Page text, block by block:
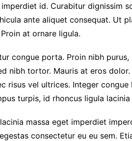
id. Curabitur dignissim
ante aliquet consequat. Ut
at ornare ligula.
congue porta. Proin nibh purus,
nibh tortor. Mauris at eros
risus vel ultrices. Integer congue
turpis, id rhoncus ligula lacinia
massa eget imperdiet
consectetur eu eu sem.